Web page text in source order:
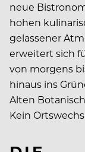
neue
hohen
gelassener
erweitert sich
von morgens
hinaus ins
Alten
Kein